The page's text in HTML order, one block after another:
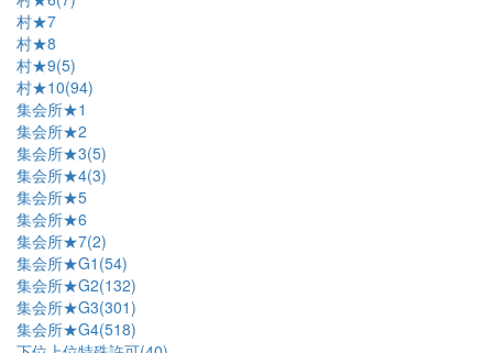
村★7
村★8
村★9(5)
村★10(94)
集会所★1
集会所★2
集会所★3(5)
集会所★4(3)
集会所★5
集会所★6
集会所★7(2)
集会所★G1(54)
集会所★G2(132)
集会所★G3(301)
集会所★G4(518)